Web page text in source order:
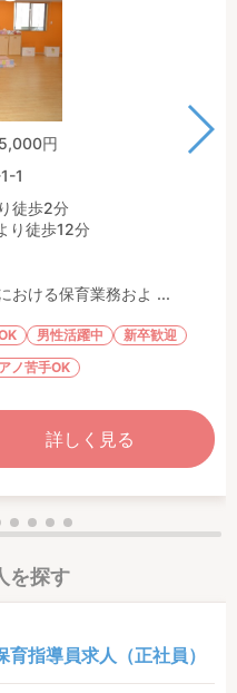
円
1
徒歩2分
り徒歩12分
おける保育業務およ ...
男性活躍中
新卒歓迎
ノ苦手OK
詳しく見る
を探す
指導員求人（正社員）